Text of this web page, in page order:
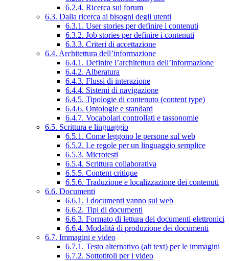
6.2.4. Ricerca sui forum
6.3. Dalla ricerca ai bisogni degli utenti
6.3.1. User stories per definire i contenuti
6.3.2. Job stories per definire i contenuti
6.3.3. Criteri di accettazione
6.4. Architettura dell’informazione
6.4.1. Definire l’architettura dell’informazione
6.4.2. Alberatura
6.4.3. Flussi di interazione
6.4.4. Sistemi di navigazione
6.4.5. Tipologie di contenuto (content type)
6.4.6. Ontologie e standard
6.4.7. Vocabolari controllati e tassonomie
6.5. Scrittura e linguaggio
6.5.1. Come leggono le persone sul web
6.5.2. Le regole per un linguaggio semplice
6.5.3. Microtesti
6.5.4. Scrittura collaborativa
6.5.5. Content critique
6.5.6. Traduzione e localizzazione dei contenuti
6.6. Documenti
6.6.1. I documenti vanno sul web
6.6.2. Tipi di documenti
6.6.3. Formato di lettura dei documenti elettronici
6.6.4. Modalità di produzione dei documenti
6.7. Immagini e video
6.7.1. Testo alternativo (alt text) per le immagini
6.7.2. Sottotitoli per i video